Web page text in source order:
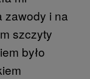
zawody i na
szczyty
było